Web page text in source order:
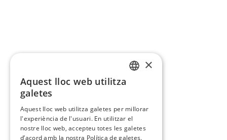
×
Aquest lloc web utilitza
galetes
Aquest lloc web utilitza galetes per millorar
l'experiència de l'usuari. En utilitzar el
nostre lloc web, accepteu totes les galetes
d’acord amb la nostra Política de galetes.